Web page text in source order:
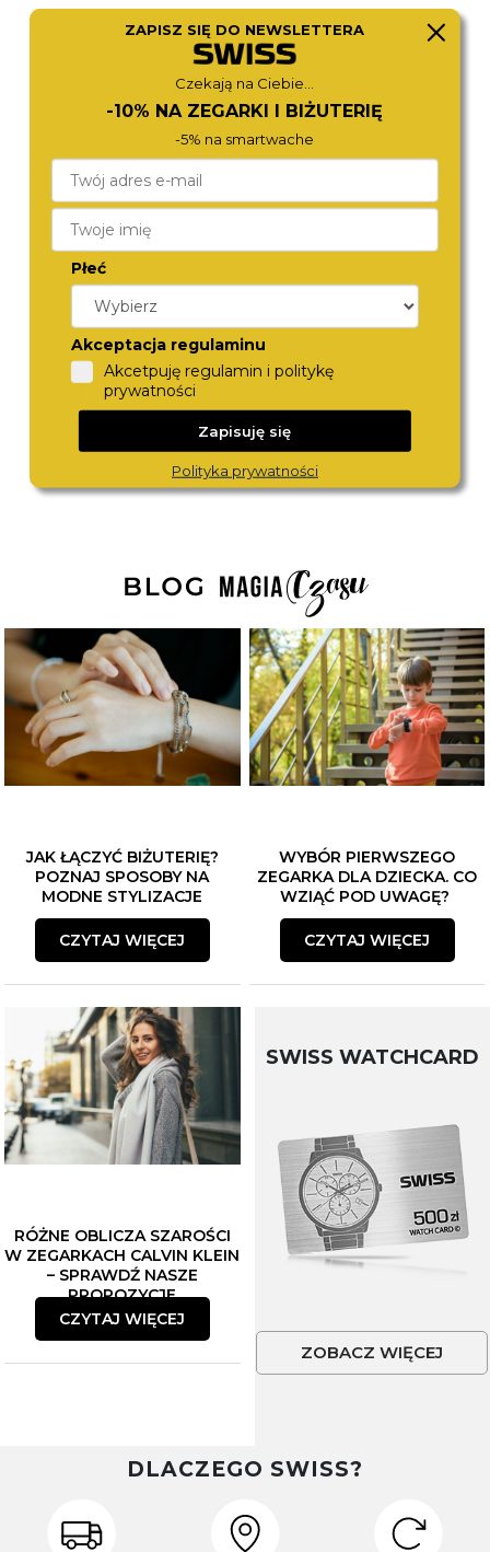
CITIZEN
AT2141-87E
1 490,- 1 290,-
JAK ŁĄCZYĆ BIŻUTERIĘ?
POZNAJ SPOSOBY NA
MODNE STYLIZACJE
CZYTAJ WIĘCEJ
WYBÓR PIERWSZEGO
ZEGARKA DLA DZIECKA. CO
WZIĄĆ POD UWAGĘ?
CZYTAJ WIĘCEJ
RÓŻNE OBLICZA SZAROŚCI
W ZEGARKACH CALVIN KLEIN
– SPRAWDŹ NASZE
PROPOZYCJE
CZYTAJ WIĘCEJ
SWISS WATCHCARD
ZOBACZ WIĘCEJ
DLACZEGO SWISS?
ZAPISZ SIĘ DO NEWSLETTERA
Czekają na Ciebie...
-10% NA ZEGARKI I BIŻUTERIĘ
-5% na smartwache
Płeć
Akceptacja regulaminu
Akcetpuję regulamin i politykę
prywatności
Zapisuję się
Polityka prywatności